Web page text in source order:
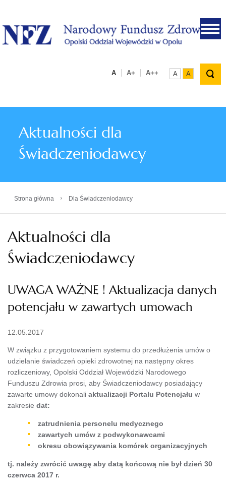
.
A A+ A++ A A
Aktualności dla
Świadczeniodawcy
Strona główna › Dla Świadczeniodawcy
Aktualności dla
Świadczeniodawcy
UWAGA WAŻNE ! Aktualizacja danych
potencjału w zawartych umowach
12.05.2017
W związku z przygotowaniem systemu do przedłużenia umów o
udzielanie świadczeń opieki zdrowotnej na następny okres
rozliczeniowy, Opolski Oddział Wojewódzki Narodowego
Funduszu Zdrowia prosi, aby Świadczeniodawcy posiadający
zawarte umowy dokonali aktualizacji Portalu Potencjału w
zakresie dat:
zatrudnienia personelu medycznego
zawartych umów z podwykonawcami
okresu obowiązywania komórek organizacyjnych
tj. należy zwrócić uwagę aby datą końcową nie był dzień 30
czerwca 2017 r.